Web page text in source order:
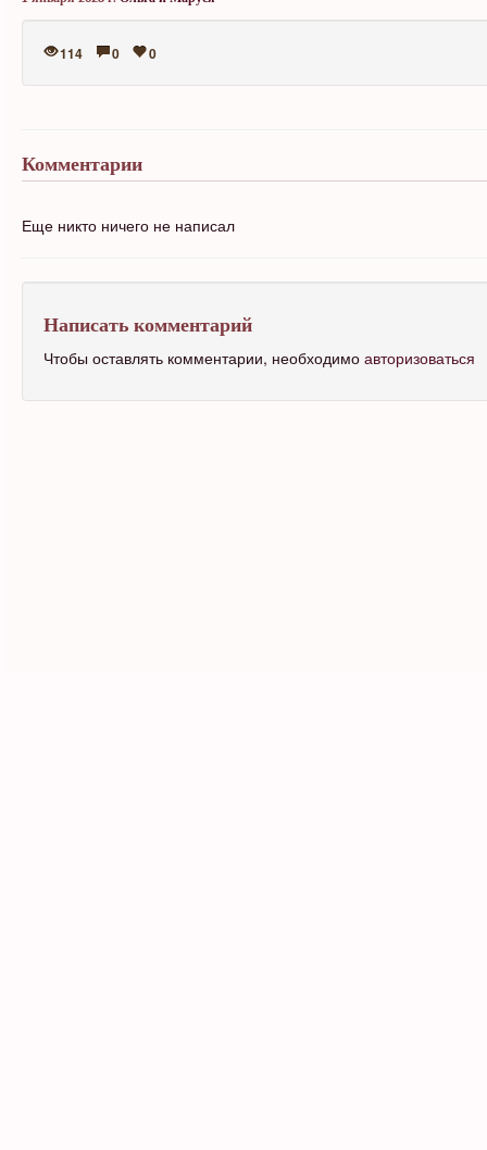
114 0 0
Комментарии
Еще никто ничего не написал
Написать комментарий
Чтобы оставлять комментарии, необходимо авторизоваться